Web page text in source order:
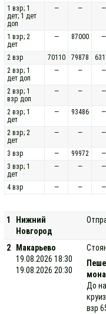
1 взр; 1
дет; 1 дет
доп
— — —
1 взр; 2
дет
— 87000 —
2 взр 70110 79878
2 взр; 1
дет доп
— — —
2 взр; 1
взр доп
— — —
2 взр; 1
дет
— 93486 —
2 взр; 2
дет
— — —
3 взр — 99972 —
3 взр; 1
дет
— — —
4 взр — — —
1
Нижний
Новгород
2
Макарьево
19.08.2026 18:30
19.08.2026 20:30
До
взр